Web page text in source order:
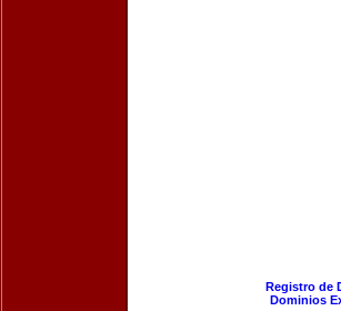
Registro de
Dominios